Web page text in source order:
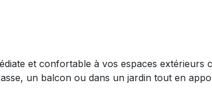
et confortable à vos espaces extérieurs
un balcon ou dans un jardin tout en